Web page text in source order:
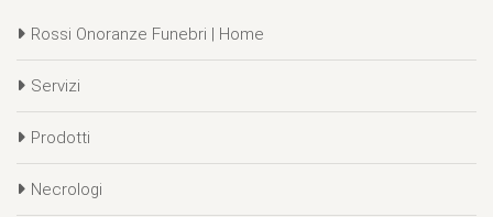
Rossi Onoranze Funebri | Home
Servizi
Prodotti
Necrologi